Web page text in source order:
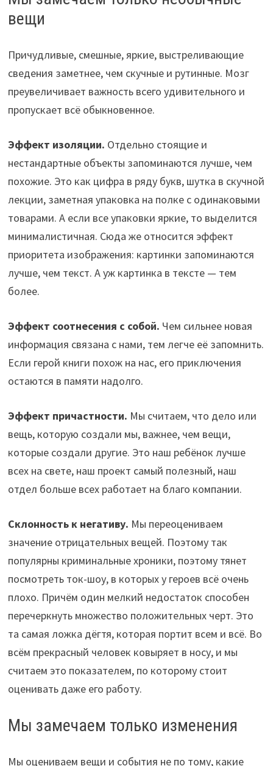
вещи
Причудливые, смешные, яркие, выстреливающие
сведения заметнее, чем скучные и рутинные. Мозг
преувеличивает важность всего удивительного и
пропускает всё обыкновенное.
Эффект изоляции. Отдельно стоящие и
нестандартные объекты запоминаются лучше, чем
похожие. Это как цифра в ряду букв, шутка в скучной
лекции, заметная упаковка на полке с одинаковыми
товарами. А если все упаковки яркие, то выделится
минималистичная. Сюда же относится эффект
приоритета изображения: картинки запоминаются
лучше, чем текст. А уж картинка в тексте — тем
более.
Эффект соотнесения с собой. Чем сильнее новая
информация связана с нами, тем легче её запомнить.
Если герой книги похож на нас, его приключения
остаются в памяти надолго.
Эффект причастности. Мы считаем, что дело или
вещь, которую создали мы, важнее, чем вещи,
которые создали другие. Это наш ребёнок лучше
всех на свете, наш проект самый полезный, наш
отдел больше всех работает на благо компании.
Склонность к негативу. Мы переоцениваем
значение отрицательных вещей. Поэтому так
популярны криминальные хроники, поэтому тянет
посмотреть ток-шоу, в которых у героев всё очень
плохо. Причём один мелкий недостаток способен
перечеркнуть множество положительных черт. Это
та самая ложка дёгтя, которая портит всем и всё. Во
всём прекрасный человек ковыряет в носу, и мы
считаем это показателем, по которому стоит
оценивать даже его работу.
Мы замечаем только изменения
Мы оцениваем вещи и события не по тому, какие